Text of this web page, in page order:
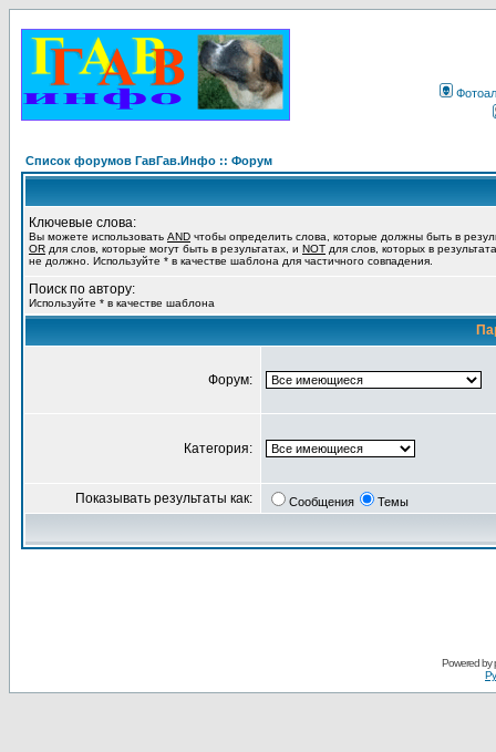
Список форумов ГавГав.Инфо :: Форум
Ключевые слова:
Вы можете использовать AND чтобы определить слова, которые должны быть в
OR для слов, которые могут быть в результатах, и NOT для слов, которых в
не должно. Используйте * в качестве шаблона для частичного совпадения.
Поиск по автору:
Используйте * в качестве шаблона
Форум:
Категория:
Показывать результаты как: Сообщения Темы
Powered by